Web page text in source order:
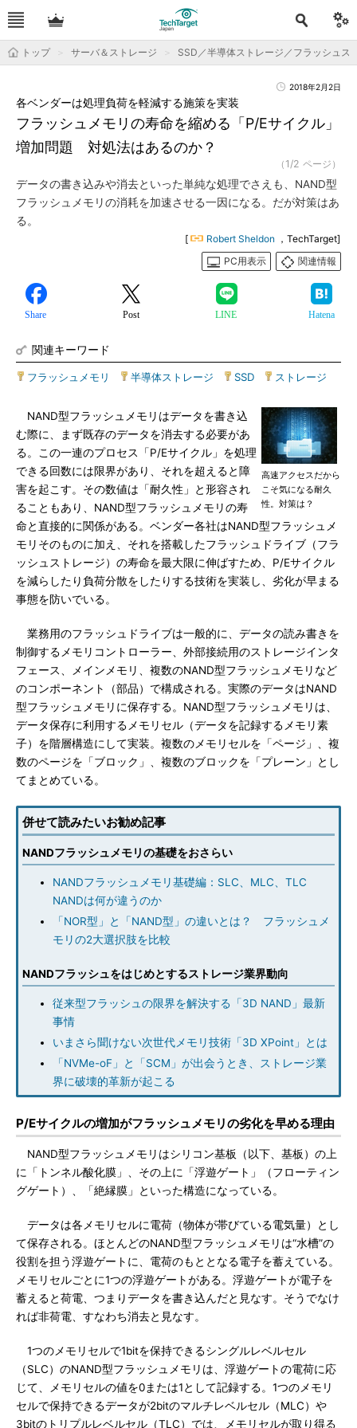
トップ サーバ＆ストレージ SSD／半導体ストレージ／フラッシュス
2018年2月2日
フラッシュメモリの寿命を縮める「P/Eサイクル」
増加問題 対処法はあるのか？
各ベンダーは処理負荷を軽減する施策を実装
（1/2 ページ）
データの書き込みや消去といった単純な処理でさえも、NAND型
フラッシュメモリの消耗を加速させる一因になる。だが対策はあ
る。
[ Robert Sheldon ，TechTarget]
PC用表示
関連情報
Share Post LINE Hatena
関連キーワード
フラッシュメモリ 半導体ストレージ SSD ストレージ
高速アクセスだから
こそ気になる耐久
性。対策は？
NAND型フラッシュメモリはデータを書き込
む際に、まず既存のデータを消去する必要があ
る。この一連のプロセス「P/Eサイクル」を処理
できる回数には限界があり、それを超えると障
害を起こす。その数値は「耐久性」と形容され
ることもあり、NAND型フラッシュメモリの寿
命と直接的に関係がある。ベンダー各社はNAND型フラッシュメ
モリそのものに加え、それを搭載したフラッシュドライブ（フラ
ッシュストレージ）の寿命を最大限に伸ばすため、P/Eサイクル
を減らしたり負荷分散をしたりする技術を実装し、劣化が早まる
事態を防いでいる。
業務用のフラッシュドライブは一般的に、データの読み書きを
制御するメモリコントローラー、外部接続用のストレージインタ
フェース、メインメモリ、複数のNAND型フラッシュメモリなど
のコンポーネント（部品）で構成される。実際のデータはNAND
型フラッシュメモリに保存する。NAND型フラッシュメモリは、
データ保存に利用するメモリセル（データを記録するメモリ素
子）を階層構造にして実装。複数のメモリセルを「ページ」、複
数のページを「ブロック」、複数のブロックを「プレーン」とし
てまとめている。
併せて読みたいお勧め記事
NANDフラッシュメモリの基礎をおさらい
NANDフラッシュメモリ基礎編：SLC、MLC、TLC
NANDは何が違うのか
「NOR型」と「NAND型」の違いとは？ フラッシュメ
モリの2大選択肢を比較
NANDフラッシュをはじめとするストレージ業界動向
従来型フラッシュの限界を解決する「3D NAND」最新
事情
いまさら聞けない次世代メモリ技術「3D XPoint」とは
「NVMe-oF」と「SCM」が出会うとき、ストレージ業
界に破壊的革新が起こる
P/Eサイクルの増加がフラッシュメモリの劣化を早める理由
NAND型フラッシュメモリはシリコン基板（以下、基板）の上
に「トンネル酸化膜」、その上に「浮遊ゲート」（フローティン
グゲート）、「絶縁膜」といった構造になっている。
データは各メモリセルに電荷（物体が帯びている電気量）とし
て保存される。ほとんどのNAND型フラッシュメモリは“水槽”の
役割を担う浮遊ゲートに、電荷のもととなる電子を蓄えている。
メモリセルごとに1つの浮遊ゲートがある。浮遊ゲートが電子を
蓄えると荷電、つまりデータを書き込んだと見なす。そうでなけ
れば非荷電、すなわち消去と見なす。
1つのメモリセルで1bitを保持できるシングルレベルセル
（SLC）のNAND型フラッシュメモリは、浮遊ゲートの電荷に応
じて、メモリセルの値を0または1として記録する。1つのメモリ
セルで保持できるデータが2bitのマルチレベルセル（MLC）や
3bitのトリプルレベルセル（TLC）では、メモリセルが取り得る